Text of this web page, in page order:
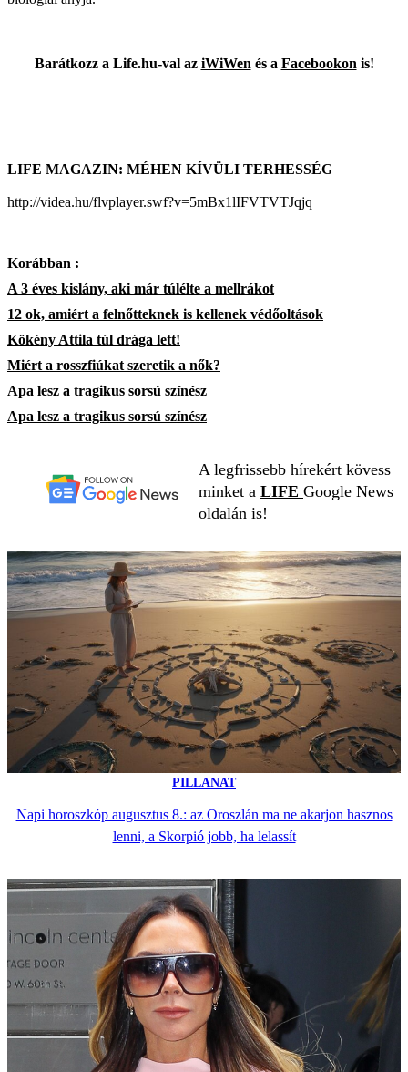
Barátkozz a Life.hu-val az iWiWen és a Facebookon is!
LIFE MAGAZIN: MÉHEN KÍVÜLI TERHESSÉG
http://videa.hu/flvplayer.swf?v=5mBx1lIFVTVTJqjq
Korábban :
A 3 éves kislány, aki már túlélte a mellrákot
12 ok, amiért a felnőtteknek is kellenek védőoltások
Kökény Attila túl drága lett!
Miért a rosszfiúkat szeretik a nők?
Apa lesz a tragikus sorsú színész
Apa lesz a tragikus sorsú színész
A legfrissebb hírekért kövess
minket a LIFE Google News
oldalán is!
PILLANAT
Napi horoszkóp augusztus 8.: az Oroszlán ma ne akarjon hasznos
lenni, a Skorpió jobb, ha lelassít